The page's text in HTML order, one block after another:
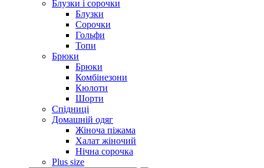
Блузки і сорочки
Блузки
Сорочки
Гольфи
Топи
Брюки
Брюки
Комбінезони
Кюлоти
Шорти
Спідниці
Домашній одяг
Жіноча піжама
Халат жіночий
Нічна сорочка
Plus size